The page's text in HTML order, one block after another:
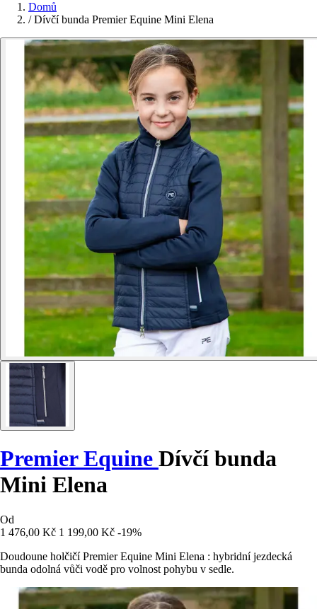
Domů
/ Dívčí bunda Premier Equine Mini Elena
Premier Equine Dívčí bunda
Mini Elena
Od
1 476,00 Kč 1 199,00 Kč -19%
Doudoune holčičí Premier Equine Mini Elena : hybridní jezdecká
bunda odolná vůči vodě pro volnost pohybu v sedle.